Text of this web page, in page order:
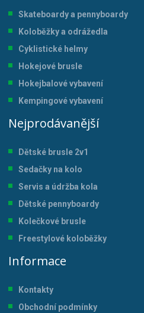
Skateboardy a pennyboardy
Koloběžky a odrážedla
Cyklistické helmy
Hokejové brusle
Hokejbalové vybavení
Kempingové vybavení
Nejprodávanější
Dětské brusle 2v1
Sedačky na kolo
Servis a údržba kola
Dětské pennyboardy
Kolečkové brusle
Freestylové koloběžky
Informace
Kontakty
Obchodní podmínky